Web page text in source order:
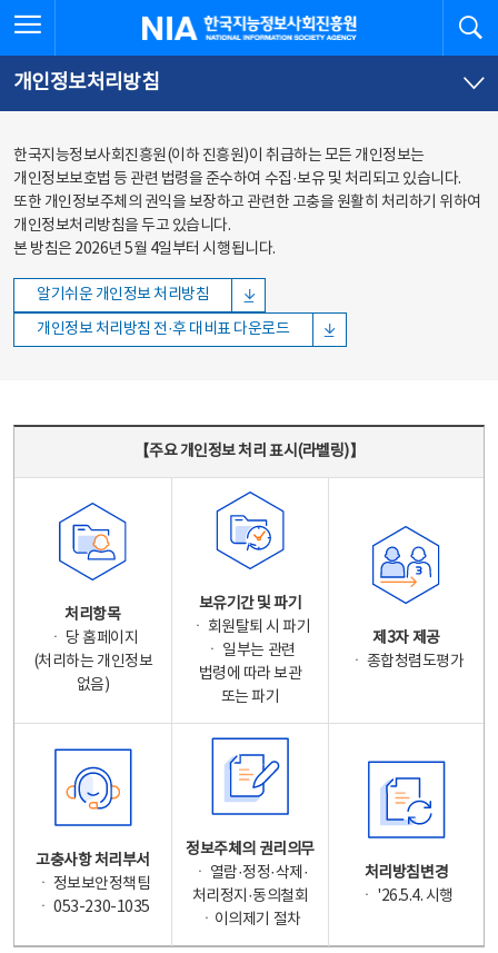
바로가기
바로가기
한국지능정보사회진흥원
개인정보처리방침
한국지능정보사회진흥원(이하 진흥원)이 취급하는 모든 개인정보는
개인정보보호법 등 관련 법령을 준수하여 수집·보유 및 처리되고 있습니다.
또한 개인정보주체의 권익을 보장하고 관련한 고충을 원활히 처리하기 위하여
개인정보처리방침을 두고 있습니다.
본 방침은 2026년 5월 4일부터 시행됩니다.
알기쉬운 개인정보 처리방침
개인정보 처리방침 전·후 대비표 다운로드
【주요 개인정보 처리 표시(라벨링)】
처리항목
ㆍ 당 홈페이지
(처리하는 개인정보
없음)
보유기간 및 파기
ㆍ 회원탈퇴 시 파기
ㆍ 일부는 관련
법령에 따라 보관
또는 파기
제3자 제공
ㆍ 종합청렴도평가
고충사항 처리부서
ㆍ 정보보안정책팀
ㆍ 053-230-1035
정보주체의 권리의무
ㆍ 열람·정정·삭제·
처리정지·동의철회
ㆍ이의제기 절차
처리방침변경
ㆍ '26.5.4. 시행